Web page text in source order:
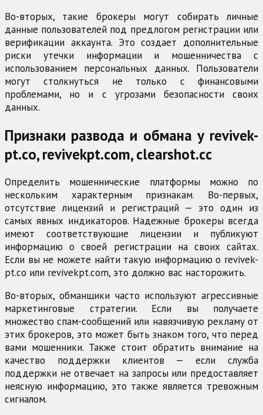
Во-вторых, такие брокеры могут собирать личные
данные пользователей под предлогом регистрации или
верификации аккаунта. Это создает дополнительные
риски утечки информации и мошенничества с
использованием персональных данных. Пользователи
могут столкнуться не только с финансовыми
проблемами, но и с угрозами безопасности своих
данных.
Признаки развода и обмана у revivek-
pt.co, revivekpt.com, clearshot.cc
Определить мошеннические платформы можно по
нескольким характерным признакам. Во-первых,
отсутствие лицензий и регистраций — это один из
самых явных индикаторов. Надежные брокеры всегда
имеют соответствующие лицензии и публикуют
информацию о своей регистрации на своих сайтах.
Если вы не можете найти такую информацию о revivek-
pt.co или revivekpt.com, это должно вас насторожить.
Во-вторых, обманщики часто используют агрессивные
маркетинговые стратегии. Если вы получаете
множество спам-сообщений или навязчивую рекламу от
этих брокеров, это может быть знаком того, что перед
вами мошенники. Также стоит обратить внимание на
качество поддержки клиентов — если служба
поддержки не отвечает на запросы или предоставляет
неясную информацию, это также является тревожным
сигналом.